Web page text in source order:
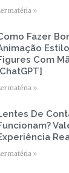
matéria »
Fazer
Com
matéria »
De
matéria »